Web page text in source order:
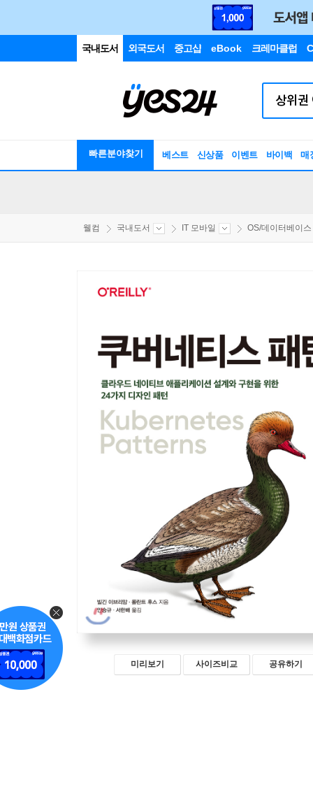
국내도서 외국도서 중고샵 eBook 크레마클럽
빠른분야찾기 베스트 신상품 이벤트 바이백 매
웰컴 국내도서 IT 모바일 OS/데이터베이스
미리보기 사이즈비교 공유하기